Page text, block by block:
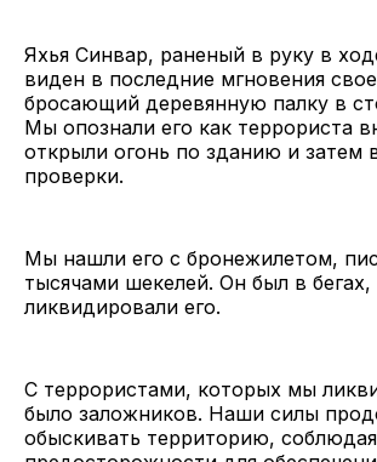
Яхья Синвар, раненый в руку в
виден в последние мгновения
бросающий деревянную палку в
Мы опознали его как террориста
открыли огонь по зданию и затем
проверки.
Мы нашли его с бронежилетом,
тысячами шекелей. Он был в
ликвидировали его.
С террористами, которых мы
было заложников. Наши силы
обыскивать территорию,